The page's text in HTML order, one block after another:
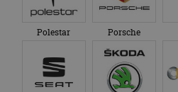
Polestar Porsche